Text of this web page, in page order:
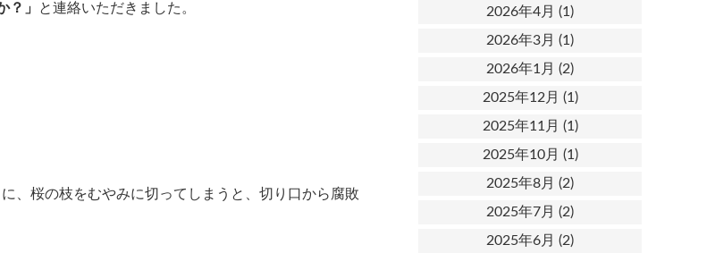
？」 と連絡いただきました。
、桜の枝をむやみに切ってしまうと、切り口から腐敗
2026年4月 (1)
2026年3月 (1)
2026年1月 (2)
2025年12月 (1)
2025年11月 (1)
2025年10月 (1)
2025年8月 (2)
2025年7月 (2)
2025年6月 (2)